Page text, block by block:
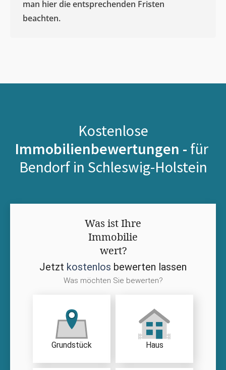
man hier die entsprechenden Fristen
beachten.
Kostenlose
Immobilienbewertungen - für
Bendorf in Schleswig-Holstein
Was ist Ihre
Immobilie
wert?
Jetzt kostenlos bewerten lassen
Was möchten Sie bewerten?
Grundstück Haus